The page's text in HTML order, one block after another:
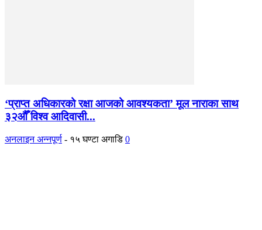
‘प्राप्त अधिकारको रक्षा आजको आवश्यकता’ मूल नाराका साथ
३२औँ विश्व आदिवासी...
अनलाइन अन्नपूर्ण - १५ घण्टा अगाडि 0